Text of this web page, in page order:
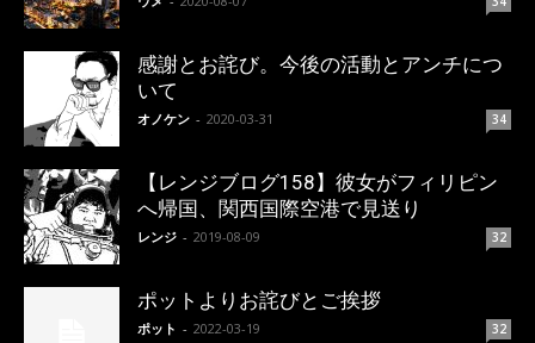
感謝とお詫び。今後の活動とアンチにつ
いて
オノケン - 2020-03-31 34
【レンジブログ158】彼女がフィリピン
へ帰国、関西国際空港で見送り
レンジ - 2019-08-09 32
ポットよりお詫びとご挨拶
ポット - 2022-03-19 32